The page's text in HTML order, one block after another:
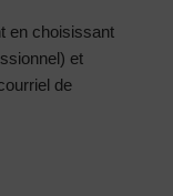
en choisissant
et
de